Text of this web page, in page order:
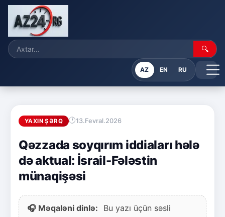
🔍
AZ EN RU
YAXIN ŞƏRQ 13.Fevral.2026
Qəzzada soyqırım iddiaları hələ
də aktual: İsrail-Fələstin
münaqişəsi
🎧 Məqaləni dinlə:
Bu yazı üçün səsli